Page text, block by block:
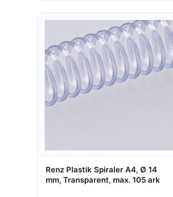
Renz Plastik Spiraler A4, Ø 14
mm, Transparent, max. 105 ark